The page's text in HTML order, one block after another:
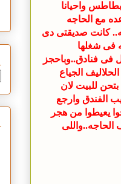
واحيانا
مع الحاجه
كانت صديقتى دى
فى شغلها
فى فنادق..وباحجز
الجياع
للبيت لان
الفندق وارجع
يعيطوا من هجر